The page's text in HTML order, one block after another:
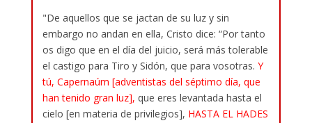
"De aquellos que se jactan de su luz y sin
embargo no andan en ella, Cristo dice: “Por tanto
os digo que en el día del juicio, será más tolerable
el castigo para Tiro y Sidón, que para vosotras. Y
tú, Capernaúm [adventistas del séptimo día, que
han tenido gran luz], que eres levantada hasta el
cielo [en materia de privilegios], HASTA EL HADES